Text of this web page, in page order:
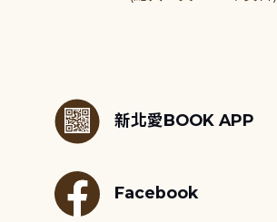
新北愛BOOK APP
Facebook